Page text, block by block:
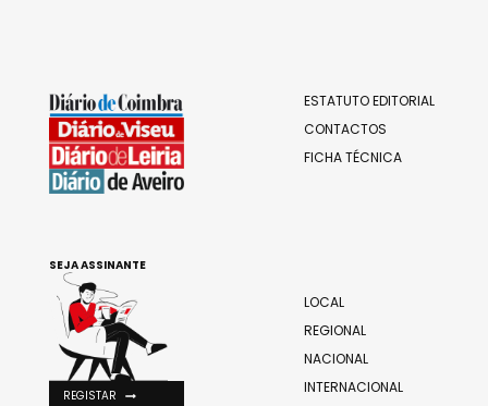
ESTATUTO EDITORIAL
CONTACTOS
FICHA TÉCNICA
LOCAL
REGIONAL
NACIONAL
INTERNACIONAL
SEJA ASSINANTE
REGISTAR